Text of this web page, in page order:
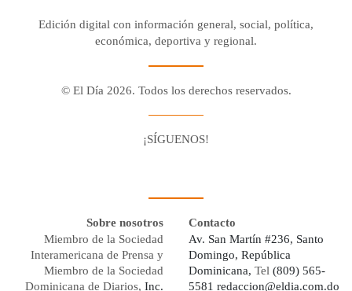
Edición digital con información general, social, política,
económica, deportiva y regional.
© El Día 2026. Todos los derechos reservados.
¡SÍGUENOS!
Sobre nosotros
Miembro de la Sociedad
Interamericana de Prensa y
Miembro de la Sociedad
Dominicana de Diarios, Inc.
Contacto
Av. San Martín #236, Santo
Domingo, República
Dominicana, Tel (809) 565-
5581 redaccion@eldia.com.do